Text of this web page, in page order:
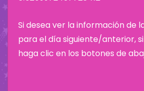
Si desea ver la información de
para el día siguiente/anterior,
haga clic en los botones de